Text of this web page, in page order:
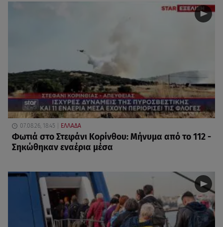
07.08.26, 18:45 ΕΛΛΑΔΑ
Φωτιά στο Στεφάνι Κορίνθου: Μήνυμα από το 112 -
Σηκώθηκαν εναέρια μέσα